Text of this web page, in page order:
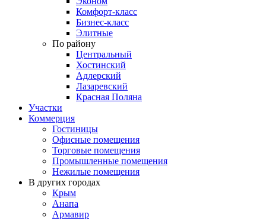
Комфорт-класс
Бизнес-класс
Элитные
По району
Центральный
Хостинский
Адлерский
Лазаревский
Красная Поляна
Участки
Коммерция
Гостиницы
Офисные помещения
Торговые помещения
Промышленные помещения
Нежилые помещения
В других городах
Крым
Анапа
Армавир